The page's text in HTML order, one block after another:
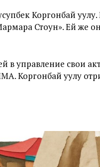
Коргонбай уулу.
Стоун». Ей же
в управление свои
Коргонбай уулу